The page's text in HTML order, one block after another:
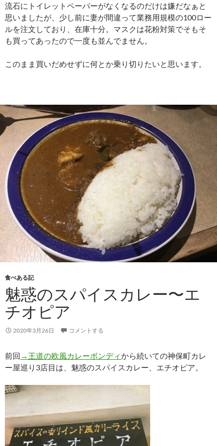
流石にトイレットペーパーがなくなるのだけは嫌だなぁと
思いましたが、少し前に妻が間違って業務用規模の100ロー
ルを注文しており、在庫十分。マスクは花粉対策でそもそ
も買ってあったので一度も並んでません。
このまま買いだめせずに何とか乗り切りたいと思います。
食べある記
魅惑のスパイスカレー〜エ
チオピア
2020年3月26日 コメントする
前回 →王道の欧風カレーボンディから続いての神保町カレ
ー屋巡り3店目は、魅惑のスパイスカレー、エチオピア。